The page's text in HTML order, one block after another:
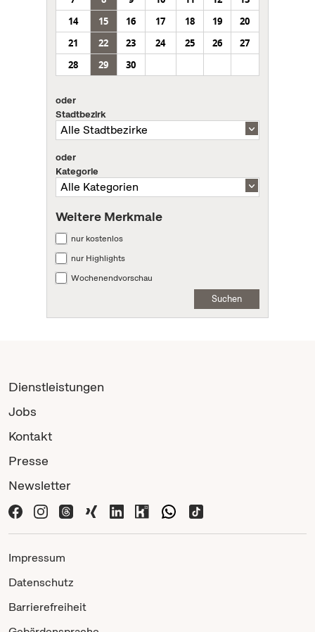
14
15 16 17 18 19
20
21
22 23 24 25 26
27
28
29 30
oder
Stadtbezirk
oder
Kategorie
Weitere Merkmale
nur kostenlos
nur Highlights
Wochenendvorschau
Suchen
Dienstleistungen
Jobs
Kontakt
Presse
Newsletter
Impressum
Datenschutz
Barrierefreiheit